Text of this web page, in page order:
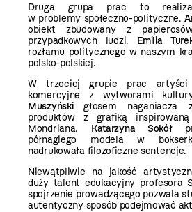
Druga grupa prac to
w problemy społeczno-polityczne.
obiekt zbudowany z
przypadkowych ludzi. Emilia
rozłamu politycznego w naszym
polsko-polskiej.
W trzeciej grupie prac artyści
komercyjne z wytworami
Muszyńskigłosem naganiacza
produktów z grafiką
Mondriana. Katarzyna Sokół
półnagiego modela w
nadrukowała filozoficzne sentencje.
Niewątpliwie na jakość
duży talent edukacyjny profesora
spojrzenie prowadzącego pozwala
autentyczny sposób podejmować